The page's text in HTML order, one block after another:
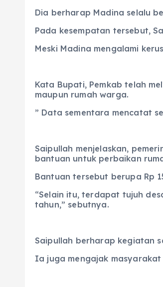
Dia berharap Madina selalu
Pada kesempatan tersebut,
Meski Madina mengalami
Kata Bupati, Pemkab telah
maupun rumah warga.
” Data sementara mencatat
Saipullah menjelaskan,
bantuan untuk perbaikan
Bantuan tersebut berupa Rp
“Selain itu, terdapat tujuh
tahun,” sebutnya.
Saipullah berharap kegiatan
Ia juga mengajak